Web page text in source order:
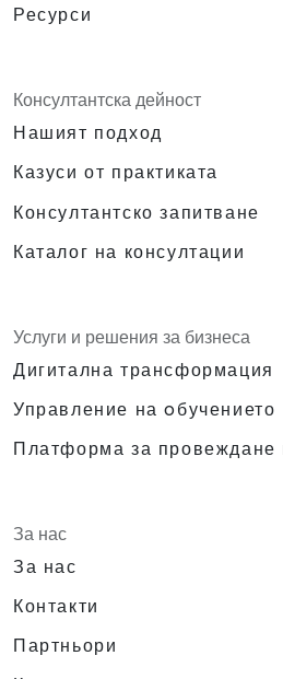
Ресурси
Консултантска дейност
Нашият подход
Казуси от практиката
Консултантско запитване
Каталог на консултации
Услуги и решения за бизнеса
Дигитална трансформация
Управление на oбучението
Платформа за провеждане
За нас
За нас
Контакти
Партньори